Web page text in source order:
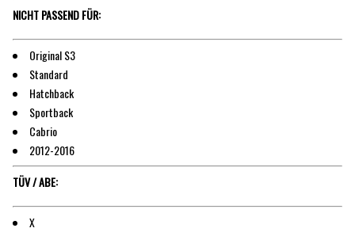
NICHT PASSEND FÜR:
Original S3
Standard
Hatchback
Sportback
Cabrio
2012-2016
TÜV / ABE:
X